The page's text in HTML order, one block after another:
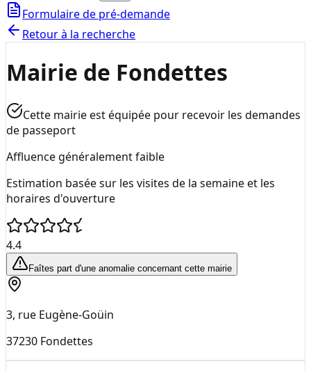
Formulaire de pré-demande
Retour à la recherche
Mairie de Fondettes
Cette mairie est équipée pour recevoir les demandes
de passeport
Affluence généralement faible
Estimation basée sur les visites de la semaine et les
horaires d'ouverture
4.4
Faîtes part d'une anomalie concernant cette mairie
3, rue Eugène-Goüin
37230 Fondettes